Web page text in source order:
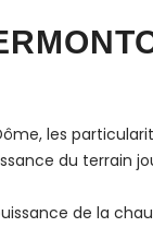
les
du terrain
de la